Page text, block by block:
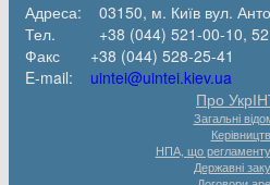
Адреса: 03150, м. Київ вул.
Тел. +38 (044) 521-00-10,
Факс +38 (044) 528-25-41
E-mail: uintei@uintei.kiev.ua
Про
Загальні
НПА, що
Державні